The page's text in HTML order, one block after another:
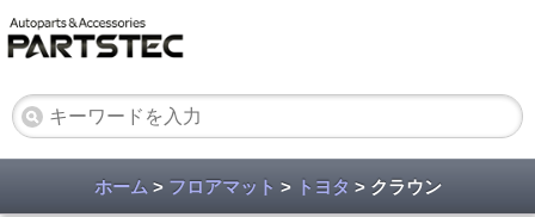
ホーム > フロアマット > トヨタ > クラウン